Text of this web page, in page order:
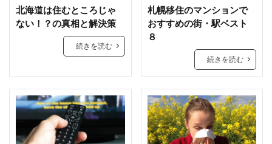
北海道は住むところじゃ
ない！？の真相と解決策
続きを読む
札幌移住のマンションで
おすすめの街・駅ベスト
８
続きを読む